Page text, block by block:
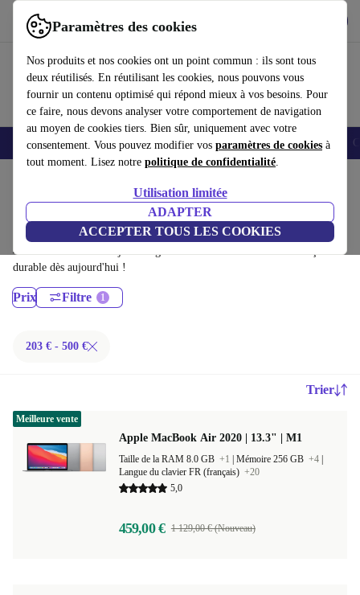
Paramètres des cookies
Nos produits et nos cookies ont un point commun : ils sont tous
deux réutilisés. En réutilisant les cookies, nous pouvons vous
fournir un contenu optimisé qui répond mieux à vos besoins. Pour
ce faire, nous devons analyser votre comportement de navigation
au moyen de cookies tiers. Bien sûr, uniquement avec votre
consentement. Vous pouvez modifier vos paramètres de cookies à
tout moment. Lisez notre politique de confidentialité.
Utilisation limitée
ADAPTER
ACCEPTER TOUS LES COOKIES
Utilisez refurbed rapidement et facilement
Smartphones Laptops Tablettes Montres connectées Accessoires
MacBooks:
MacBooks certifiés reconditionnés à moins de 500€ – économisez jusqu'à
40 %. Retours sous 30 jours et garantie de 12 mois. Achetez de façon
durable dès aujourd'hui !
Prix Filtre
203 € - 500 €
Trier
Apple MacBook Air 2020 | 13.3" | M1
Taille de la RAM 8.0 GB +1 Mémoire 256 GB +4
Langue du clavier FR (français) +20
5,0
459,00 € 1 129,00 € (Nouveau)
Meilleure vente